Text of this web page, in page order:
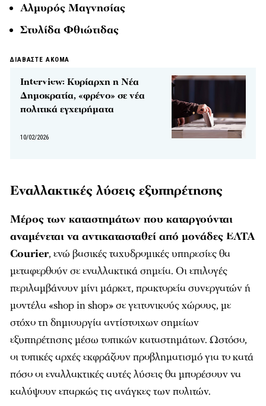
Αλμυρός Μαγνησίας
Στυλίδα Φθιώτιδας
ΔΙΑΒΑΣΤΕ ΑΚΟΜΑ
Interview: Κυρίαρχη η Νέα
Δημοκρατία, «φρένο» σε νέα
πολιτικά εγχειρήματα
10/02/2026
Εναλλακτικές λύσεις εξυπηρέτησης
Μέρος των καταστημάτων που καταργούνται
αναμένεται να αντικατασταθεί από μονάδες ΕΛΤΑ
Courier, ενώ βασικές ταχυδρομικές υπηρεσίες θα
μεταφερθούν σε εναλλακτικά σημεία. Οι επιλογές
περιλαμβάνουν μίνι μάρκετ, πρακτορεία συνεργατών ή
μοντέλα «shop in shop» σε γειτονικούς χώρους, με
στόχο τη δημιουργία αντίστοιχων σημείων
εξυπηρέτησης μέσω τοπικών καταστημάτων. Ωστόσο,
οι τοπικές αρχές εκφράζουν προβληματισμό για το κατά
πόσο οι εναλλακτικές αυτές λύσεις θα μπορέσουν να
καλύψουν επαρκώς τις ανάγκες των πολιτών.